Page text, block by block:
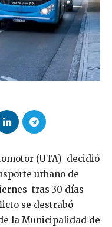
(UTA) decidió
urbano de
tras 30 días
se destrabó
la Municipalidad de